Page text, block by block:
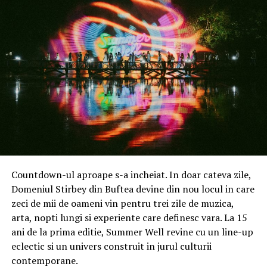
experiente si sfaturi, echipa Gomag a adus si experti in
eCommerce care sa raspunda la intrebari si sa prezinte
date si strategii testate care sa ii ajute pe cei prezenti la
aceste evenimente.
In 30 ianuarie, noua editie Gomag MeetUp Bucuresti va
continua cu un format putin diferit din moment ce va
include 3 panel-uri specifice, a cate o ora fiecare, dar si 8
speakeri cu arii diverse de specialitate.
Care e programul evenimentului?
Gomag MeetUp incepe de la ora 18:00 cu un panel
dedicat operatiunilor de logistica in eCommerce, in care
vor vorbi Mircea Capatina (Co-fondator Smart Bill) si
Bogdan Colceriu (CEO Frisbo E-fulfillment).
Cu totii stim ca logistica reprezinta una dintre cele mai
coplesitoare griji ale unui proprietar de business, in mod
Countdown-ul aproape s-a incheiat. In doar cateva zile,
Domeniul Stirbey din Buftea devine din nou locul in care
zeci de mii de oameni vin pentru trei zile de muzica,
arta, nopti lungi si experiente care definesc vara. La 15
ani de la prima editie, Summer Well revine cu un line-up
eclectic si un univers construit in jurul culturii
contemporane.